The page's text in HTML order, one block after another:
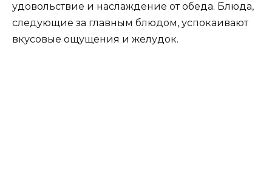
удовольствие и наслаждение от обеда. Блюда,
следующие за главным блюдом, успокаивают
вкусовые ощущения и желудок.